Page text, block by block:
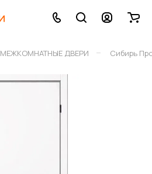
МЕЖКОМНАТНЫЕ ДВЕРИ – Сибирь